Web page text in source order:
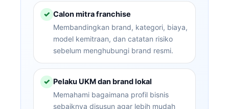
✓ Calon mitra franchise
Membandingkan brand, kategori, biaya,
model kemitraan, dan catatan risiko
sebelum menghubungi brand resmi.
✓ Pelaku UKM dan brand lokal
Memahami bagaimana profil bisnis
sebaiknya disusun agar lebih mudah